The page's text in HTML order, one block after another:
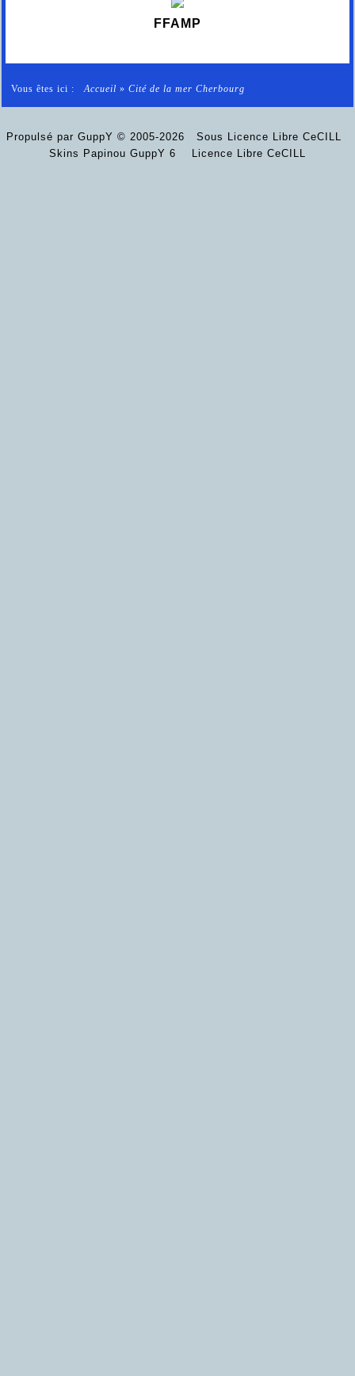
FFAMP
Vous êtes ici : Accueil » Cité de la mer Cherbourg
Propulsé par GuppY © 2005-2026
Sous Licence Libre CeCILL
Skins Papinou GuppY 6
Licence Libre CeCILL